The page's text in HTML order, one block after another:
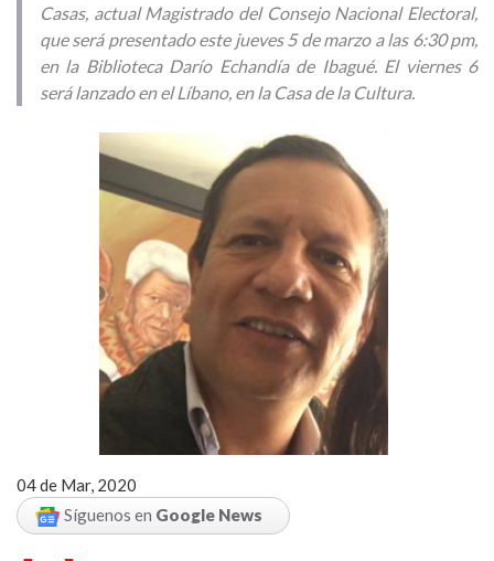
Casas, actual Magistrado del Consejo Nacional Electoral,
que será presentado este jueves 5 de marzo a las 6:30 pm,
en la Biblioteca Darío Echandía de Ibagué. El viernes 6
será lanzado en el Líbano, en la Casa de la Cultura.
04 de Mar, 2020
Síguenos en Google News